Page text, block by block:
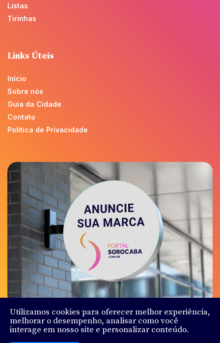
Listas
Tirinhas
Links Úteis
Início
Sobre nós
Guia da Cidade
Contato
Política de Privacidade
© Sorocaba.Com - Todos os direitos reservados - Feito
Utilizamos cookies para oferecer melhor experiência,
melhorar o desempenho, analisar como você
interage em nosso site e personalizar conteúdo.